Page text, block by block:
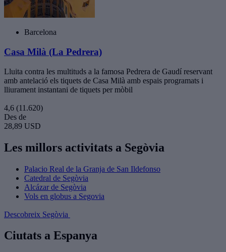
Barcelona
Casa Milà (La Pedrera)
Lluita contra les multituds a la famosa Pedrera de Gaudí reservant
amb antelació els tiquets de Casa Milà amb espais programats i
lliurament instantani de tiquets per mòbil
4,6 (11.620)
Des de
28,89 USD
Les millors activitats a Segòvia
Palacio Real de la Granja de San Ildefonso
Catedral de Segòvia
Alcázar de Segòvia
Vols en globus a Segovia
Descobreix Segòvia
Ciutats a Espanya